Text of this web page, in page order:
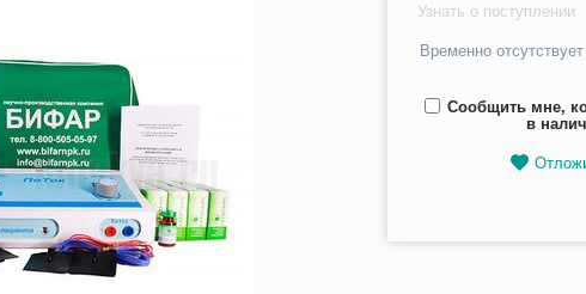
Узнать о поступлении
Временно отсутствует
Сообщить мне,
в